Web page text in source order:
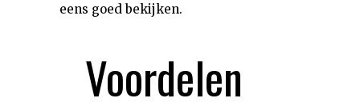
eens goed bekijken.
Voordelen